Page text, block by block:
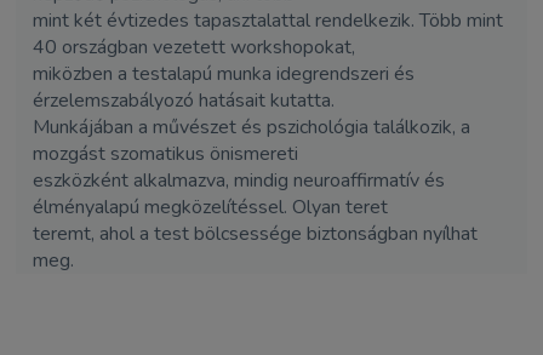
mint két évtizedes tapasztalattal rendelkezik. Több mint
40 országban vezetett workshopokat,
miközben a testalapú munka idegrendszeri és
érzelemszabályozó hatásait kutatta.
Munkájában a művészet és pszichológia találkozik, a
mozgást szomatikus önismereti
eszközként alkalmazva, mindig neuroaffirmatív és
élményalapú megközelítéssel. Olyan teret
teremt, ahol a test bölcsessége biztonságban nyílhat
meg.